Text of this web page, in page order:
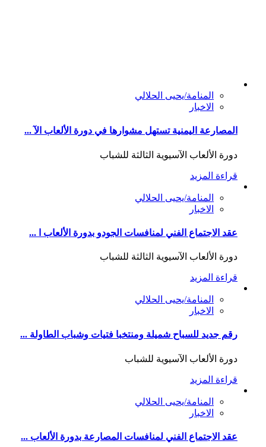
المنامة/يحيى الحلالي
الاخبار
المصارعة اليمنية تستهل مشوارها في دورة الألعاب الآ ...
دورة الألعاب الآسيوية الثالثة للشباب
قراءة المزيد
المنامة/يحيى الحلالي
الاخبار
عقد الاجتماع الفني لمنافسات الجودو بدورة الألعاب ا ...
دورة الألعاب الآسيوية الثالثة للشباب
قراءة المزيد
المنامة/يحيى الحلالي
الاخبار
رقم جديد للسباح شميلة ومنتخبا فتيات وشباب الطاولة ...
دورة الألعاب الآسيوية للشباب
قراءة المزيد
المنامة/يحيى الحلالي
الاخبار
عقد الاجتماع الفني لمنافسات المصارعة بدورة الألعاب ...